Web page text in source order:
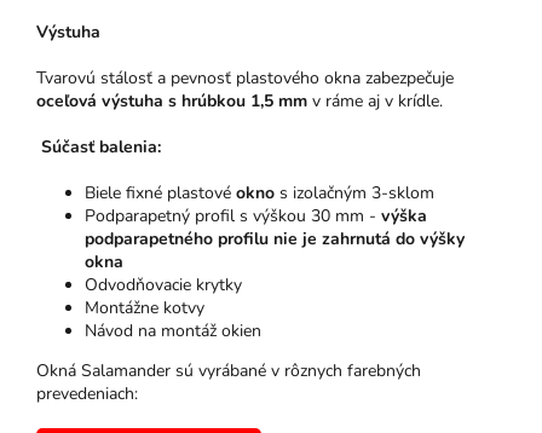
Výstuha
Tvarovú stálosť a pevnosť plastového okna zabezpečuje
oceľová výstuha s hrúbkou 1,5 mm v ráme aj v krídle.
Súčasť balenia:
Biele fixné plastové okno s izolačným 3-sklom
Podparapetný profil s výškou 30 mm - výška
podparapetného profilu nie je zahrnutá do výšky
okna
Odvodňovacie krytky
Montážne kotvy
Návod na montáž okien
Okná Salamander sú vyrábané v rôznych farebných
prevedeniach: